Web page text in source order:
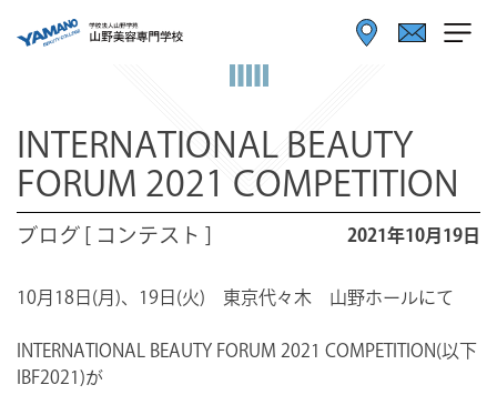
INTERNATIONAL BEAUTY
FORUM 2021 COMPETITION
ブログ [ コンテスト ] 2021年10月19日
10月18日(月)、19日(火) 東京代々木 山野ホールにて
INTERNATIONAL BEAUTY FORUM 2021 COMPETITION(以下
IBF2021)が